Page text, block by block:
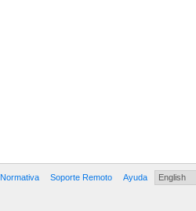
Normativa Soporte Remoto Ayuda